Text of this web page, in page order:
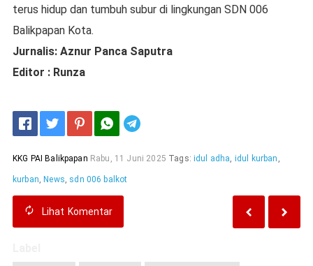
terus hidup dan tumbuh subur di lingkungan SDN 006
Balikpapan Kota.
Jurnalis: Aznur Panca Saputra
Editor : Runza
KKG PAI Balikpapan Rabu, 11 Juni 2025 Tags:idul adha, idul kurban ,
kurban, News, sdn 006 balkot
Lihat Komentar